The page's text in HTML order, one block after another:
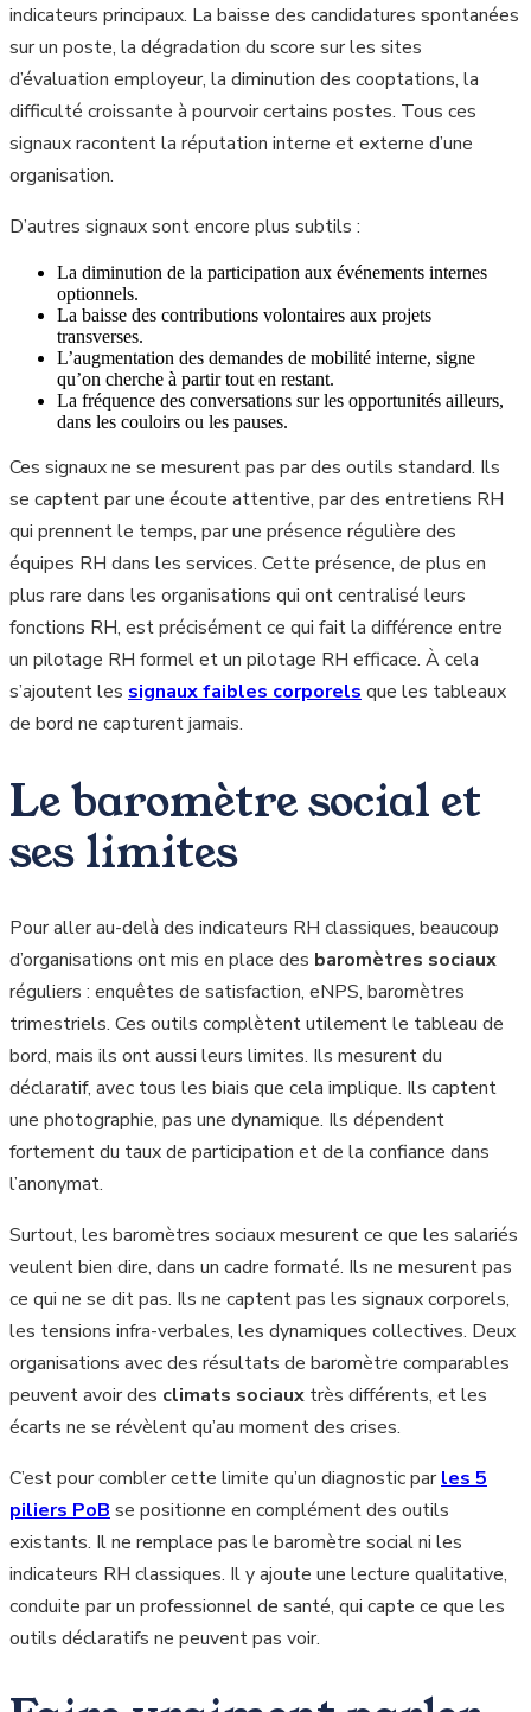
indicateurs principaux. La baisse des candidatures spontanées
sur un poste, la dégradation du score sur les sites
d’évaluation employeur, la diminution des cooptations, la
difficulté croissante à pourvoir certains postes. Tous ces
signaux racontent la réputation interne et externe d’une
organisation.
D’autres signaux sont encore plus subtils :
La diminution de la participation aux événements internes
optionnels.
La baisse des contributions volontaires aux projets
transverses.
L’augmentation des demandes de mobilité interne, signe
qu’on cherche à partir tout en restant.
La fréquence des conversations sur les opportunités ailleurs,
dans les couloirs ou les pauses.
Ces signaux ne se mesurent pas par des outils standard. Ils
se captent par une écoute attentive, par des entretiens RH
qui prennent le temps, par une présence régulière des
équipes RH dans les services. Cette présence, de plus en
plus rare dans les organisations qui ont centralisé leurs
fonctions RH, est précisément ce qui fait la différence entre
un pilotage RH formel et un pilotage RH efficace. À cela
s’ajoutent les signaux faibles corporels que les tableaux
de bord ne capturent jamais.
Le baromètre social et
ses limites
Pour aller au-delà des indicateurs RH classiques, beaucoup
d’organisations ont mis en place des baromètres sociaux
réguliers : enquêtes de satisfaction, eNPS, baromètres
trimestriels. Ces outils complètent utilement le tableau de
bord, mais ils ont aussi leurs limites. Ils mesurent du
déclaratif, avec tous les biais que cela implique. Ils captent
une photographie, pas une dynamique. Ils dépendent
fortement du taux de participation et de la confiance dans
l’anonymat.
Surtout, les baromètres sociaux mesurent ce que les salariés
veulent bien dire, dans un cadre formaté. Ils ne mesurent pas
ce qui ne se dit pas. Ils ne captent pas les signaux corporels,
les tensions infra-verbales, les dynamiques collectives. Deux
organisations avec des résultats de baromètre comparables
peuvent avoir des climats sociaux très différents, et les
écarts ne se révèlent qu’au moment des crises.
C’est pour combler cette limite qu’un diagnostic parles 5
piliers PoBse positionne en complément des outils
existants. Il ne remplace pas le baromètre social ni les
indicateurs RH classiques. Il y ajoute une lecture qualitative,
conduite par un professionnel de santé, qui capte ce que les
outils déclaratifs ne peuvent pas voir.